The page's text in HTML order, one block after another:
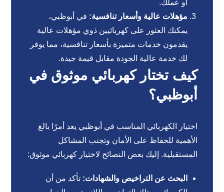
أو عملك.
مؤهلات عالية وأسعار تنافسية: في أبوظبي،
يمكنك العثور على كهربائيين ذوي مؤهلات عالية
يقدمون خدمات متميزة بأسعار تنافسية، مما يوفر
لك خدمة عالية الجودة مقابل قيمة جيدة.
كيف تختار كهربائي موثوق في
أبوظبي؟
اختيار الكهربائي المناسب في أبوظبي يعد أمرًا بالغ
الأهمية للحفاظ على الأمان وتجنب المشاكل
المستقبلية. إليك بعض النصائح لاختيار كهربائي موثوق:
البحث عن التراخيص والشهادات: تأكد من أن